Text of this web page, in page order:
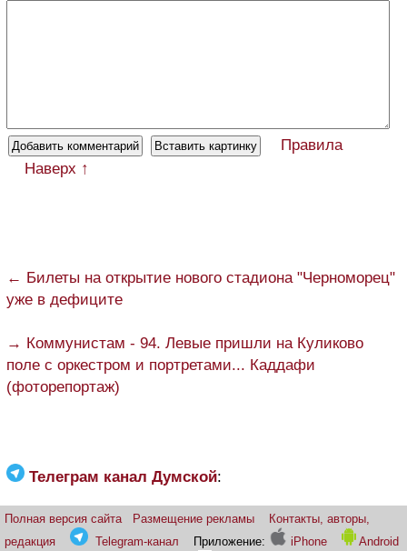
Правила
Наверх ↑
← Билеты на открытие нового стадиона "Черноморец"
уже в дефиците
→ Коммунистам - 94. Левые пришли на Куликово
поле с оркестром и портретами... Каддафи
(фоторепортаж)
Телеграм канал Думской:
Полная версия сайта Размещение рекламы
Контакты, авторы,
редакция
Telegram-канал Приложение: iPhone
Android